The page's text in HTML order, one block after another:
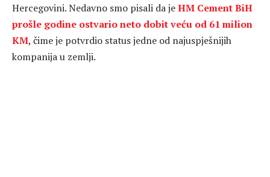
Hercegovini. Nedavno smo pisali da jeHM Cement BiH
prošle godine ostvario neto dobit veću od 61 milion
KM, čime je potvrdio status jedne od najuspješnijih
kompanija u zemlji.